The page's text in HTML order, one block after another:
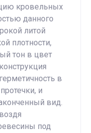
кровельных
данного
литой
плотности,
тон в цвет
в
и
вид.
под